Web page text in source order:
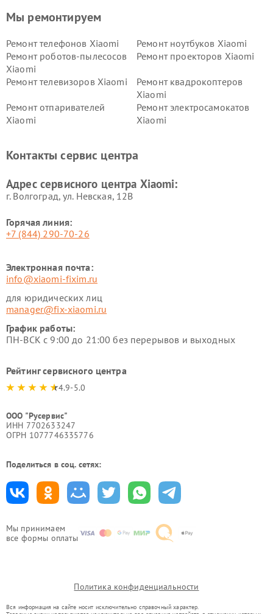
Мы принимаем
все формы оплаты
Мы ремонтируем
Ремонт телефонов Xiaomi
Ремонт ноутбуков Xiaomi
Ремонт роботов-пылесосов
Xiaomi
Ремонт проекторов Xiaomi
Ремонт телевизоров Xiaomi
Ремонт квадрокоптеров
Xiaomi
Ремонт отпаривателей
Xiaomi
Ремонт электросамокатов
Xiaomi
Ремонт стиральных машин
Ремонт смарт-часов Xiaomi
Контакты сервис центра
Адрес сервисного центра Xiaomi:
г. Волгоград, ул. Невская, 12В
Горячая линия:
+7 (844) 290-70-26
Электронная почта:
info@xiaomi-fixim.ru
для юридических лиц
manager@fix-xiaomi.ru
График работы:
ПН-ВСК с 9:00 до 21:00 без перерывов и выходных
Рейтинг сервисного центра
4.9-5.0
ООО "Русервис"
ИНН 7702633247
ОГРН 1077746335776
Поделиться в соц. сетях:
Политика конфиденциальности
Вся информация на сайте носит исключительно справочный характер.